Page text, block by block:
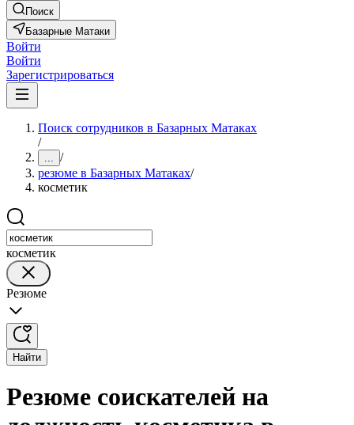
Поиск
Базарные Матаки
Войти
Войти
Зарегистрироваться
Поиск сотрудников в Базарных Матаках
/
... /
резюме в Базарных Матаках/
косметик
косметик
Резюме
Найти
Резюме соискателей на